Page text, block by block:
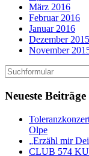
März 2016
Februar 2016
Januar 2016
Dezember 2015
November
Neueste Beiträge
Olpe
„Erzähl mir
CLUB 574